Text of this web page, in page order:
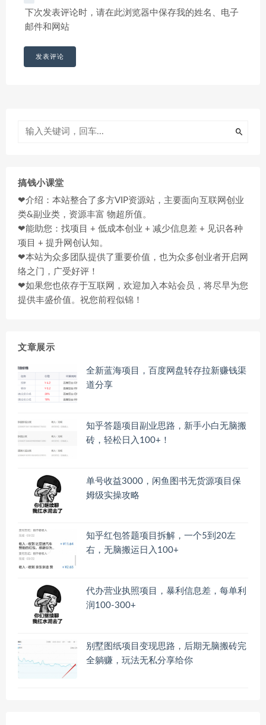
下次发表评论时，请在此浏览器中保存我的姓名、电子
邮件和网站
搞钱小课堂
❤介绍：本站整合了多方VIP资源站，主要面向互联网创业
类&副业类，资源丰富 物超所值。
❤能助您：找项目 + 低成本创业 + 减少信息差 + 见识各种
项目 + 提升网创认知。
❤本站为众多团队提供了重要价值，也为众多创业者开启网
络之门，广受好评！
❤如果您也依存于互联网，欢迎加入本站会员，将尽早为您
提供丰盛价值。祝您前程似锦！
文章展示
全新蓝海项目，百度网盘转存拉新赚钱渠
道分享
知乎答题项目副业思路，新手小白无脑搬
砖，轻松日入100+！
单号收益3000，闲鱼图书无货源项目保
姆级实操攻略
知乎红包答题项目拆解，一个5到20左
右，无脑搬运日入100+
代办营业执照项目，暴利信息差，每单利
润100-300+
别墅图纸项目变现思路，后期无脑搬砖完
全躺赚，玩法无私分享给你